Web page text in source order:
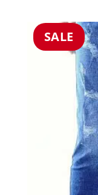
€69.99.
SALE